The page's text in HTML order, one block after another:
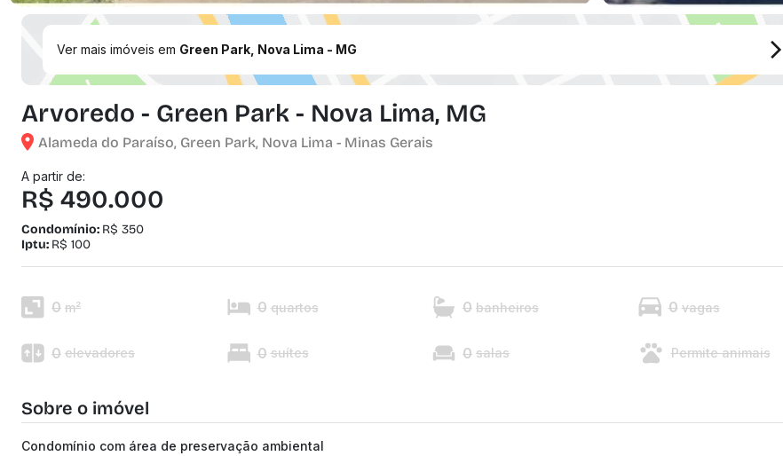
Ver mais imóveis em Green Park, Nova Lima - MG
Arvoredo - Green Park - Nova Lima, MG
Alameda do Paraíso, Green Park, Nova Lima - Minas Gerais
A partir de:
R$ 490.000
Condomínio: R$ 350
Iptu: R$ 100
0 m² 0 quartos 0 banheiros 0 vagas
0 elevadores 0 suítes 0 salas Permite animais
Sobre o imóvel
Condomínio com área de preservação ambiental